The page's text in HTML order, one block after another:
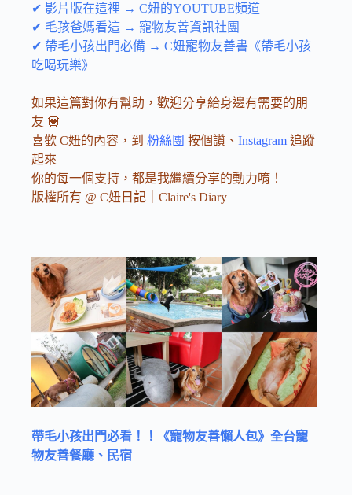
✔ 影片版在這裡 → C妞的YOUTUBE頻道
✔ 毛孩爸媽看這 → 寵物友善資訊社團
✔ 帶毛小孩出門必備 → C妞寵物友善書《帶毛小孩
吃喝玩樂》
如果這篇對你有幫助，歡迎分享給身邊有需要的朋
友 💟
喜歡 C妞的內容，到 粉絲團 按個讚、 Instagram 追蹤
起來——
你的每一個支持，都是我繼續分享的動力唷！
版權所有 @ C妞日記｜Claire's Diary
帶毛小孩出門必看！！《寵物友善懶人包》全台寵
物友善餐廳、民宿